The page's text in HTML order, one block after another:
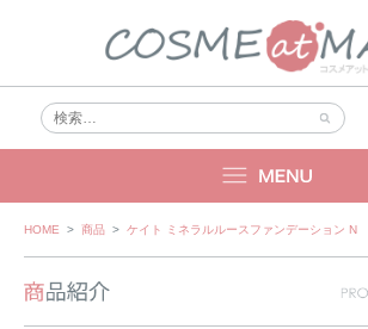
Skip
HOME > 商品 > ケイト ミネラルルースファンデーション N